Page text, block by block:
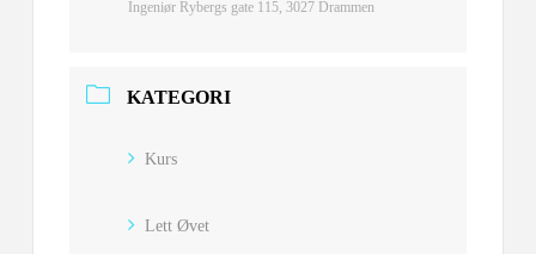
Ingeniør Rybergs gate 115, 3027 Drammen
KATEGORI
Kurs
Lett Øvet